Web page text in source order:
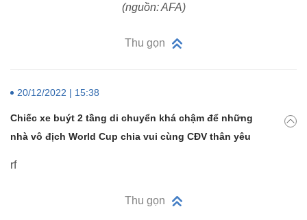
(nguồn: AFA)
Thu gọn
20/12/2022 | 15:38
Chiếc xe buýt 2 tầng di chuyển khá chậm để những
nhà vô địch World Cup chia vui cùng CĐV thân yêu
rf
Thu gọn